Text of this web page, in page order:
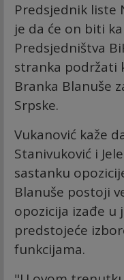
Predsjednik liste
je da će on biti
Predsjedništva
stranka podržati
Branka Blanuše
Srpske.
Vukanović kaže
Stanivuković i
sastanku
Blanuše postoji
opozicija izađe u
predstojeće
funkcijama.